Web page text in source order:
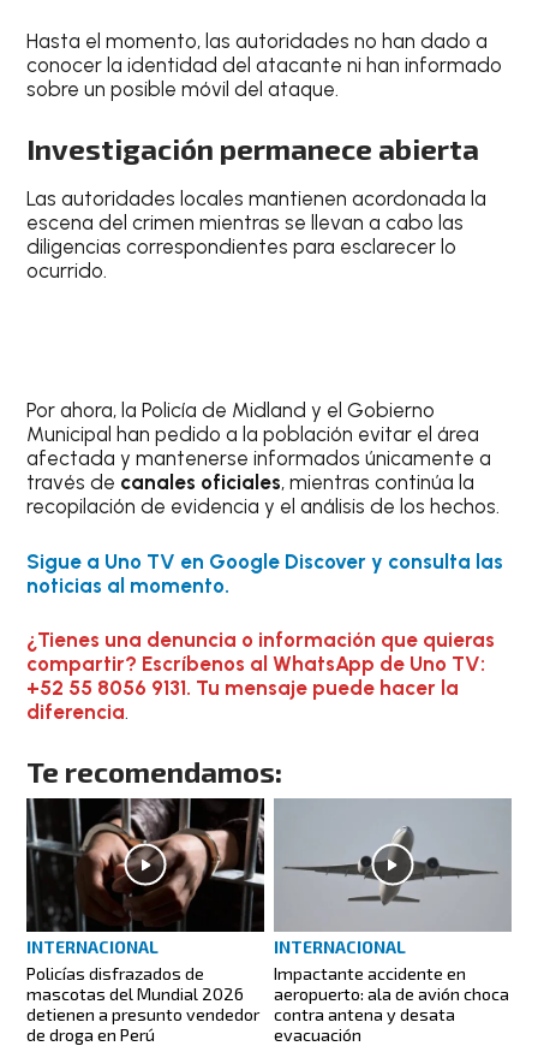
Hasta el momento, las autoridades no han dado a
conocer la identidad del atacante ni han informado
sobre un posible móvil del ataque.
Investigación permanece abierta
Las autoridades locales mantienen acordonada la
escena del crimen mientras se llevan a cabo las
diligencias correspondientes para esclarecer lo
ocurrido.
Por ahora, la Policía de Midland y el Gobierno
Municipal han pedido a la población evitar el área
afectada y mantenerse informados únicamente a
través de canales oficiales, mientras continúa la
recopilación de evidencia y el análisis de los hechos.
Sigue a Uno TV en Google Discover y consulta las
noticias al momento.
¿Tienes una denuncia o información que quieras
compartir? Escríbenos al WhatsApp de Uno TV:
+52 55 8056 9131. Tu mensaje puede hacer la
diferencia.
Te recomendamos:
INTERNACIONAL
Policías disfrazados de
mascotas del Mundial 2026
detienen a presunto vendedor
de droga en Perú
INTERNACIONAL
Impactante accidente en
aeropuerto: ala de avión choca
contra antena y desata
evacuación